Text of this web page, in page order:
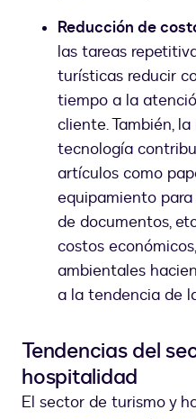
Reducción de
las tareas
turísticas reducir
tiempo a la
cliente. También,
tecnología
artículos como
equipamiento
de documentos,
costos
ambientales
a la tendencia de
Tendencias del
hospitalidad
El sector de turismo y